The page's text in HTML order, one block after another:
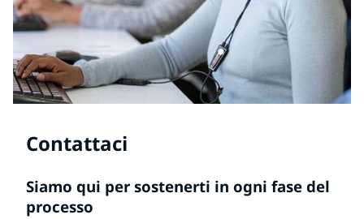
Contattaci
Siamo qui per sostenerti in ogni fase del
processo